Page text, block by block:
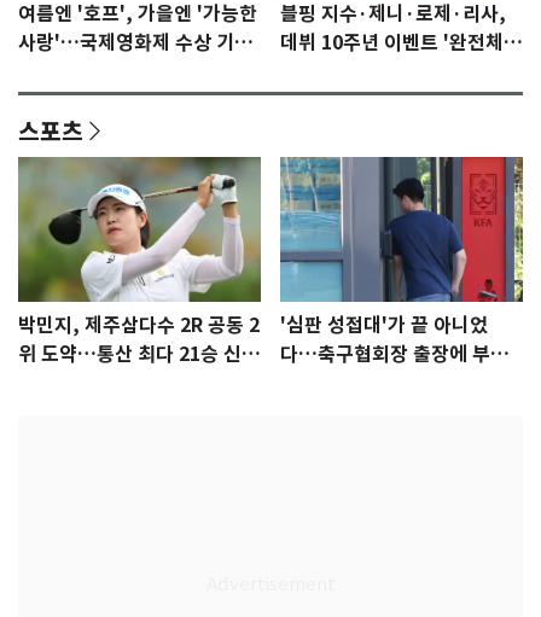
여름엔 '호프', 가을엔 '가능한
사랑'…국제영화제 수상 기대
블핑 지수·제니·로제·리사,
데뷔 10주년 이벤트 '완전체'
스포츠
박민지, 제주삼다수 2R 공동 2
위 도약…통산 최다 21승 신기
'심판 성접대'가 끝 아니었
다…축구협회장 출장에 부인